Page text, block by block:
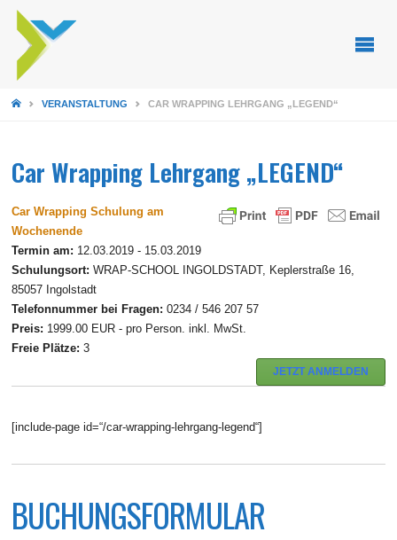
STARTSEITE
VERANSTALTUNG CAR WRAPPING LEHRGANG „LEGEND“
Car Wrapping Lehrgang „LEGEND“
Car Wrapping Schulung am
Wochenende
Termin am: 12.03.2019 - 15.03.2019
Schulungsort: WRAP-SCHOOL INGOLDSTADT, Keplerstraße 16,
85057 Ingolstadt
Telefonnummer bei Fragen: 0234 / 546 207 57
Preis: 1999.00 EUR - pro Person. inkl. MwSt.
Freie Plätze: 3
JETZT ANMELDEN
[include-page id=“/car-wrapping-lehrgang-legend“]
BUCHUNGSFORMULAR